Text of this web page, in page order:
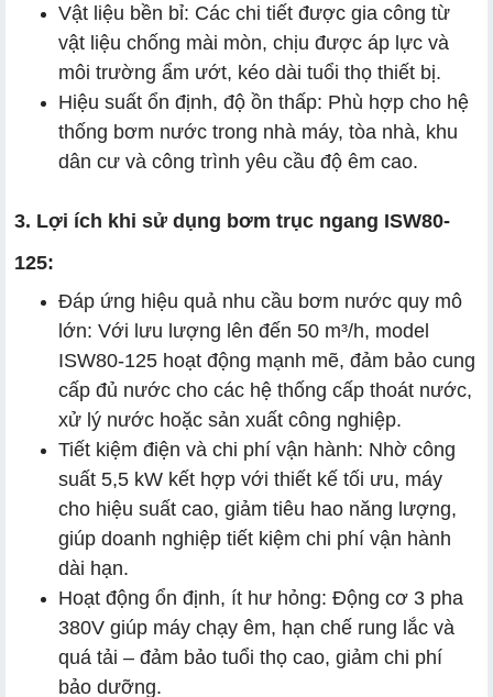
Vật liệu bền bỉ: Các chi tiết được gia công từ
vật liệu chống mài mòn, chịu được áp lực và
môi trường ẩm ướt, kéo dài tuổi thọ thiết bị.
Hiệu suất ổn định, độ ồn thấp: Phù hợp cho hệ
thống bơm nước trong nhà máy, tòa nhà, khu
dân cư và công trình yêu cầu độ êm cao.
3. Lợi ích khi sử dụng bơm trục ngang ISW80-
125:
Đáp ứng hiệu quả nhu cầu bơm nước quy mô
lớn: Với lưu lượng lên đến 50 m³/h, model
ISW80-125 hoạt động mạnh mẽ, đảm bảo cung
cấp đủ nước cho các hệ thống cấp thoát nước,
xử lý nước hoặc sản xuất công nghiệp.
Tiết kiệm điện và chi phí vận hành: Nhờ công
suất 5,5 kW kết hợp với thiết kế tối ưu, máy
cho hiệu suất cao, giảm tiêu hao năng lượng,
giúp doanh nghiệp tiết kiệm chi phí vận hành
dài hạn.
Hoạt động ổn định, ít hư hỏng: Động cơ 3 pha
380V giúp máy chạy êm, hạn chế rung lắc và
quá tải – đảm bảo tuổi thọ cao, giảm chi phí
bảo dưỡng.